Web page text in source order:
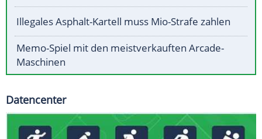
Illegales Asphalt-Kartell muss Mio-Strafe zahlen
Memo-Spiel mit den meistverkauften Arcade-
Maschinen
Datencenter